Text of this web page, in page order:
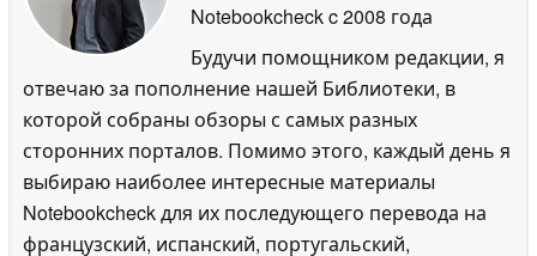
Notebookcheckc 2008 года
Будучи помощником редакции, я
отвечаю за пополнение нашей Библиотеки, в
которой собраны обзоры с самых разных
сторонних порталов. Помимо этого, каждый день я
выбираю наиболее интересные материалы
Notebookcheck для их последующего перевода на
французский, испанский, португальский,